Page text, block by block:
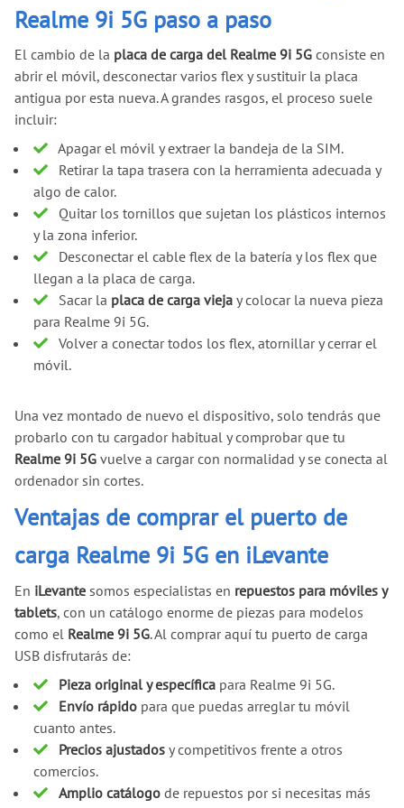
Realme 9i 5G paso a paso
El cambio de la placa de carga del Realme 9i 5G consiste en
abrir el móvil, desconectar varios flex y sustituir la placa
antigua por esta nueva. A grandes rasgos, el proceso suele
incluir:
Apagar el móvil y extraer la bandeja de la SIM.
Retirar la tapa trasera con la herramienta adecuada y
algo de calor.
Quitar los tornillos que sujetan los plásticos internos
y la zona inferior.
Desconectar el cable flex de la batería y los flex que
llegan a la placa de carga.
Sacar la placa de carga viejay colocar la nueva pieza
para Realme 9i 5G.
Volver a conectar todos los flex, atornillar y cerrar el
móvil.
Una vez montado de nuevo el dispositivo, solo tendrás que
probarlo con tu cargador habitual y comprobar que tu
Realme 9i 5G vuelve a cargar con normalidad y se conecta al
ordenador sin cortes.
Ventajas de comprar el puerto de
carga Realme 9i 5G en iLevante
En iLevante somos especialistas en repuestos para móviles y
tablets, con un catálogo enorme de piezas para modelos
como el Realme 9i 5G. Al comprar aquí tu puerto de carga
USB disfrutarás de:
Pieza original y específicapara Realme 9i 5G.
Envío rápidopara que puedas arreglar tu móvil
cuanto antes.
Precios ajustadosy competitivos frente a otros
comercios.
Amplio catálogode repuestos por si necesitas más